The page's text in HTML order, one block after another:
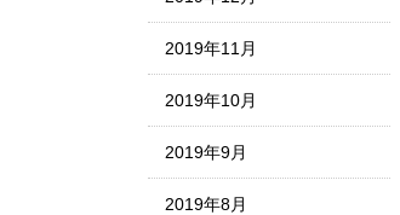
2019年11月
2019年10月
2019年9月
2019年8月